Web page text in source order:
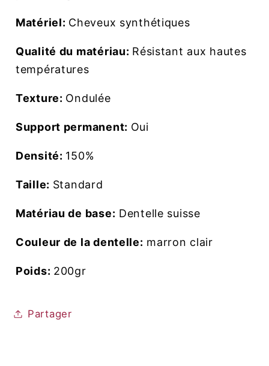
Matériel: Cheveux synthétiques
Qualité du matériau: Résistant aux hautes
températures
Texture: Ondulée
Support permanent: Oui
Densité: 150%
Taille: Standard
Matériau de base: Dentelle suisse
Couleur de la dentelle: marron clair
Poids: 200gr
Partager